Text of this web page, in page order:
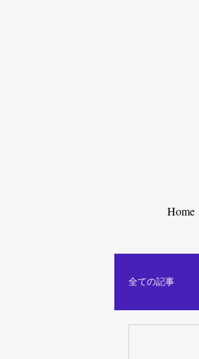
Home
全ての記事